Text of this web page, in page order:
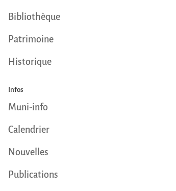
Bibliothèque
Patrimoine
Historique
Infos
Muni-info
Calendrier
Nouvelles
Publications